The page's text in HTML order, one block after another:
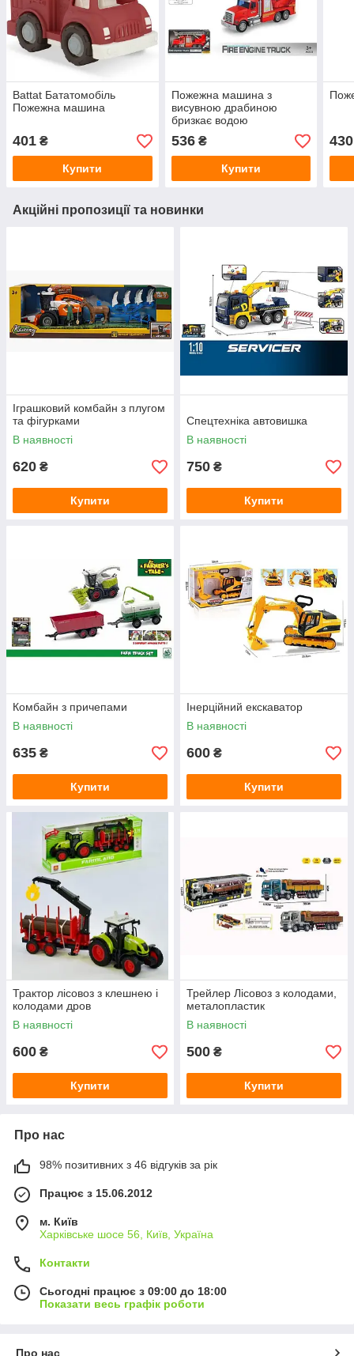
Battat Бататомобіль
Пожежна машина
401 ₴
Купити
Пожежна машина з
висувною драбиною
бризкає водою
536₴
Купити
430
Акційні пропозиції та новинки
Іграшковий комбайн з плугом
та фігурками
В наявності
620 ₴
Купити
Спецтехніка автовишка
В наявності
750 ₴
Купити
Комбайн з причепами
В наявності
635 ₴
Купити
Інерційний екскаватор
В наявності
600 ₴
Купити
Трактор лісовоз з клешнею і
колодами дров
В наявності
600 ₴
Купити
Трейлер Лісовоз з колодами,
металопластик
В наявності
500 ₴
Купити
Про нас
98% позитивних з 46 відгуків за рік
Працює з 15.06.2012
м. Київ
Харківське шосе 56, Київ, Україна
Контакти
Сьогодні працює з 09:00 до 18:00
Показати весь графік роботи
Про нас